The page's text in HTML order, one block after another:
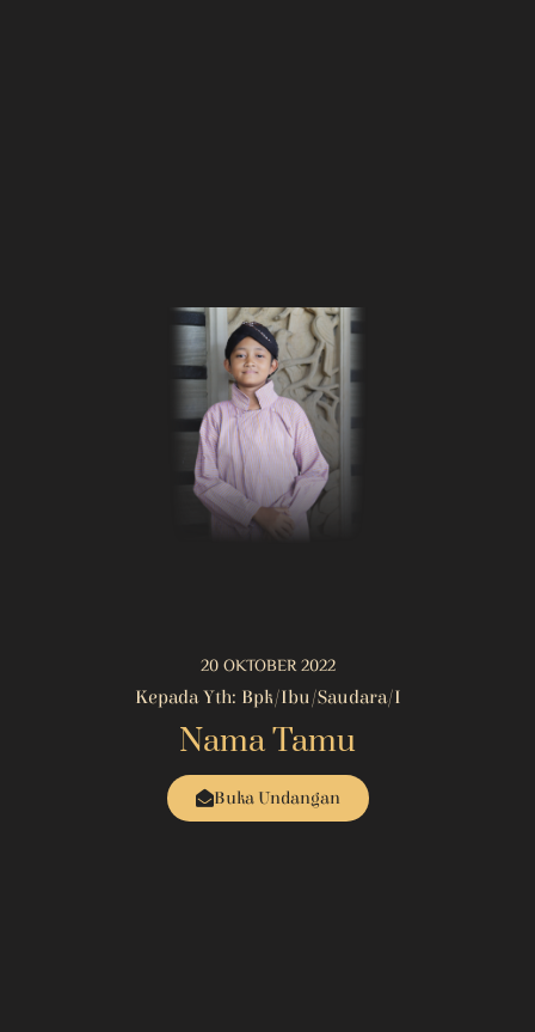
20 OKTOBER 2022
Kepada Yth: Bpk/Ibu/Saudara/i
Nama Tamu
Buka Undangan